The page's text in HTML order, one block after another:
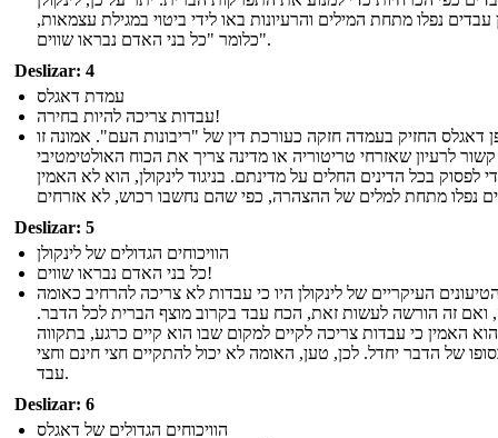
עבדים נפלו מתחת המילים והרעיונות באו לידי ביטוי במגילת עצמאות,
כלומר "כל בני האדם נבראו שווים".
Deslizar: 4
עמדת דאגלס
עבדות צריכה להיות בחירה!
דאגלס החזיק בעמדה חזקה כעורכת דין של "ריבונות העם". אמונה זו
לרעיון שאזרחי טריטוריה או מדינה צריך את הכוח האולטימטיבי
לפסוק בכל הדינים החלים על מדינתם. בניגוד לינקולן, הוא לא האמין
Deslizar: 5
הוויכוחים הגדולים של לינקולן
כל בני האדם נבראו שווים!
העיקריים של לינקולן היו כי עבדות לא צריכה להרחיב כאומה
זה הורשה לעשות זאת, הכח עבד בקרוב מוצף הברית לכל הדבר.
האמין כי עבדות צריכה לקיים למקום שבו הוא קיים כרגע, בתקווה
של הדבר יחדל. לכן, טען, האומה לא יכול להתקיים חצי חינם וחצי
עבד.
Deslizar: 6
הוויכוחים הגדולים של דאגלס